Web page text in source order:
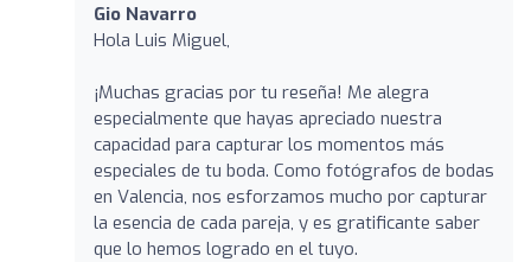
Gio Navarro
Hola Luis Miguel,
¡Muchas gracias por tu reseña! Me alegra
especialmente que hayas apreciado nuestra
capacidad para capturar los momentos más
especiales de tu boda. Como fotógrafos de bodas
en Valencia, nos esforzamos mucho por capturar
la esencia de cada pareja, y es gratificante saber
que lo hemos logrado en el tuyo.